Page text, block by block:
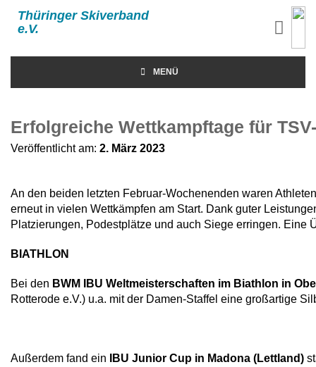
Thüringer Skiverband
e.V.
MENÜ
Erfolgreiche Wettkampftage für
Veröffentlicht am: 2. März 2023
An den beiden letzten Februar-Wochenenden waren
erneut in vielen Wettkämpfen am Start. Dank guter
Platzierungen, Podestplätze und auch Siege erringen. Eine
BIATHLON
Bei den BWM IBU Weltmeisterschaften im Biathlon in
Rotterode e.V.) u.a. mit der Damen-Staffel eine großartige
Außerdem fand ein IBU Junior Cup in Madona (Lettland)